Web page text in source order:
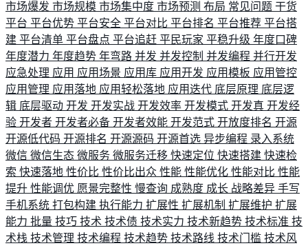
市场爆发 市场规模 市场集中度 市场预测 布局 常见问题 干货
平台 平台优势 平台安全 平台对比 平台排名 平台推荐 平台搭
建 平台清单 平台盘点 平台追赶 平民玩家 平稳升级 年度口碑
年度潜力 年度趋势 年弯路 并发 并发控制 并发编程 并行开发
应急处理 应用 应用场景 应用库 应用开发 应用模板 应用管控
应用管理 应用落地 应用轻松落地 应用迭代 底层原理 底层逻
辑 底层驱动 开发 开发实战 开发效率 开发模式 开发真 开发经
验 开发者 开发者必备 开发者效能 开发范式 开放度排名 开源
开源低代码 开源排名 开源源码 开源首选 异步编程 录入系统
微信 微信生态 微服务 微服务迁移 快速定位 快速搭建 快速检
索 快速落地 性价比 性价比出众 性能 性能优化 性能对比 性能
提升 性能调优 愿景完整性 慢查询 成熟度 成长 战略差异 手写
手机系统 打包构建 执行能力 扩展性 扩展机制 扩展维护 扩展
能力 批量 技巧 技术 技术债 技术实力 技术新趋势 技术标准 技
术栈 技术管理 技术编程 技术趋势 技术路线 技术门槛 技术风